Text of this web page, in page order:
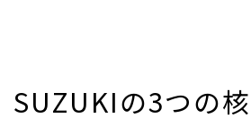
SUZUKIの3つの核